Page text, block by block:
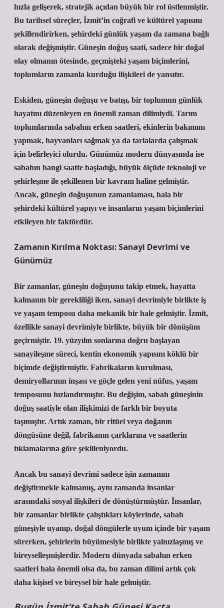
hızla gelişerek, stratejik açıdan büyük bir rol üstlenmiştir.
Bu tarihsel süreçler, İzmit’in coğrafi ve kültürel yapısını
şekillendirirken, şehirdeki günlük yaşam da zamana bağlı
olarak değişmiştir. Güneşin doğuş saati, sadece bir doğal
olay olmanın ötesinde, geçmişteki yaşam biçimlerini,
toplumların zamanla kurduğu ilişkileri de yansıtır.
Eskiden, güneşin doğuşu ve batışı, bir toplumun günlük
hayatını düzenleyen en önemli zaman dilimiydi. Tarım
toplumlarında sabahın erken saatleri, ekinlerin bakımını
yapmak, hayvanları sağmak ya da tarlalarda çalışmak
için belirleyici olurdu. Günümüz modern dünyasında ise
sabahın hangi saatte başladığı, büyük ölçüde teknoloji ve
şehirleşme ile şekillenen bir kavram haline gelmiştir.
Ancak, güneşin doğuşunun zamanlaması, hala bir
şehirdeki kültürel yapıyı ve insanların yaşam biçimlerini
etkileyen bir faktördür.
Zamanın Kırılma Noktası: Sanayi Devrimi ve
Günümüz
Bir zamanlar, güneşin doğuşunu takip etmek, hayatta
kalmanın bir gerekliliği iken, sanayi devrimiyle birlikte iş
ve yaşam temposu daha mekanik bir hale gelmiştir. İzmit,
özellikle sanayi devrimiyle birlikte, büyük bir dönüşüm
geçirmiştir. 19. yüzyılın sonlarına doğru başlayan
sanayileşme süreci, kentin ekonomik yapısını köklü bir
biçimde değiştirmiştir. Fabrikaların kurulması,
demiryollarının inşası ve göçle gelen yeni nüfus, yaşam
temposunu hızlandırmıştır. Bu değişim, sabah güneşinin
doğuş saatiyle olan ilişkimizi de farklı bir boyuta
taşımıştır. Artık zaman, bir ritüel veya doğanın
döngüsüne değil, fabrikanın çarklarına ve saatlerin
tıklamalarına göre şekilleniyordu.
Ancak bu sanayi devrimi sadece işin zamanını
değiştirmekle kalmamış, aynı zamanda insanlar
arasındaki sosyal ilişkileri de dönüştürmüştür. İnsanlar,
bir zamanlar birlikte çalıştıkları köylerinde, sabah
güneşiyle uyanıp, doğal döngülerle uyum içinde bir yaşam
sürerken, şehirlerin büyümesiyle birlikte yalnızlaşmış ve
bireyselleşmişlerdir. Modern dünyada sabahın erken
saatleri hala önemli olsa da, bu zaman dilimi artık çok
daha kişisel ve bireysel bir hale gelmiştir.